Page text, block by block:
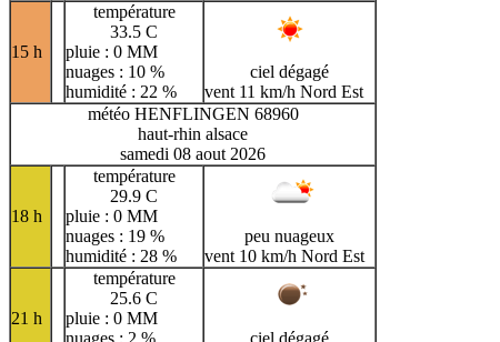
15 h
température
33.5 C
pluie : 0 MM
nuages : 10 %
humidité : 22 %
ciel dégagé
vent 11 km/h Nord Est
météo HENFLINGEN 68960
haut-rhin alsace
samedi 08 aout 2026
18 h
température
29.9 C
pluie : 0 MM
nuages : 19 %
humidité : 28 %
peu nuageux
vent 10 km/h Nord Est
21 h
température
25.6 C
pluie : 0 MM
nuages : 2 %
ciel dégagé